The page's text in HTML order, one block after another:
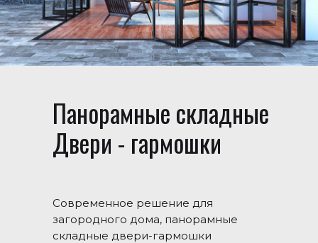
Панорамные складные
Двери - гармошки
Современное решение для
загородного дома, панорамные
складные двери-гармошки